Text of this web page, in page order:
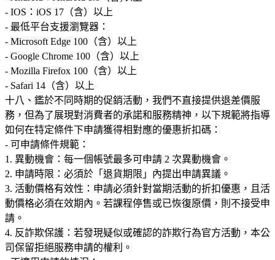
- 最低平台支援瀏覽器：
- Microsoft Edge 100（含）以上
- Google Chrome 100（含）以上
- Mozilla Firefox 100（含）以上
- Safari 14（含）以上
十八、鑑於不同時期的促銷活動，我們不直接提供退差價服
務，但為了展現對消費者的承諾和服務精神，以下規範將指導
如何在特定條件下申請獲得相對應的優惠折扣碼：
- 可申請條件規範：
1. 異動機會：每一個帳號最多可申請 2 次異動機會。
2. 申請時限：必須於「退貨期限」內提出申請異議。
3. 活動價格有效性：申請必須針對當期活動的折扣優惠，且活
動價格必須在效期內。若課程停售或已恢復原價，則不接受申
請。
4. 反詐欺保護：若發現疑似或確認的詐欺行為官方活動，本公